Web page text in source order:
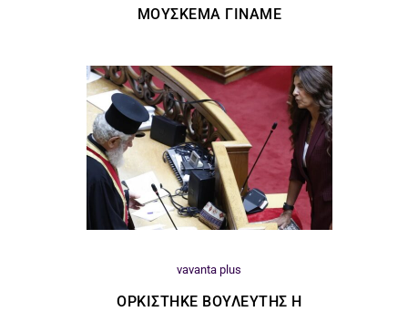
ΜΟΎΣΚΕΜΑ ΓΊΝΑΜΕ
vavanta plus
ΟΡΚΊΣΤΗΚΕ ΒΟΥΛΕΥΤΉΣ Η